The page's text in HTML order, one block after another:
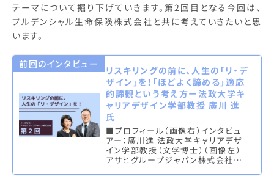
テーマについて掘り下げていきます。第2回目となる今回は、
プルデンシャル生命保険株式会社と共に考えていきたいと思
います。
前回のインタビュー
リスキリングの前に、人生の「リ・デ
ザイン」を！「ほどよく諦める」適応
的諦観という考え方ー法政大学キ
ャリアデザイン学部教授 廣川 進
氏
■プロフィール（画像右）インタビュ
アー：廣川進 法政大学キャリアデザ
イン学部教授（文学博士）（画像左）
アサヒグループジャパン株式会社